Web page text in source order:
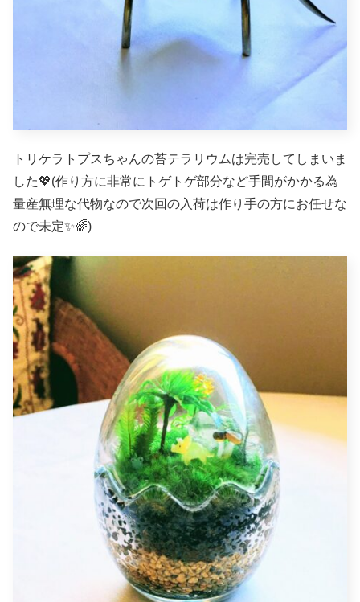
トリケラトプスちゃんの苔テラリウムは完売してしまいま
した💖(作り方に非常にトゲトゲ部分など手間がかかる為
量産無理な代物なので次回の入荷は作り手の方にお任せな
ので未定✨🌈)